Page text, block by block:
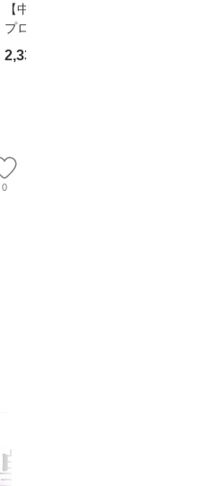
【中古】 野ブタ。を
プロデュース [DVD-B
OX] / バップ [DVD]
【メール便送料無料】
2,335
0